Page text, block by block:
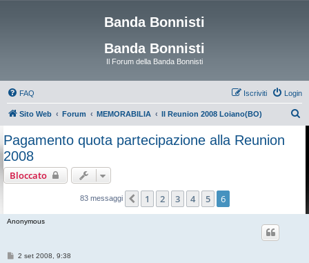
Banda Bonnisti
Banda Bonnisti
Il Forum della Banda Bonnisti
FAQ Login
Iscriviti
Sito Web Forum MEMORABILIA II Reunion 2008 Loiano(BO)
Pagamento quota partecipazione alla Reunion
2008
Bloccato
83 messaggi Precedente
1 2 3 4 5 6
Anonymous
M2 set 2008, 9:38